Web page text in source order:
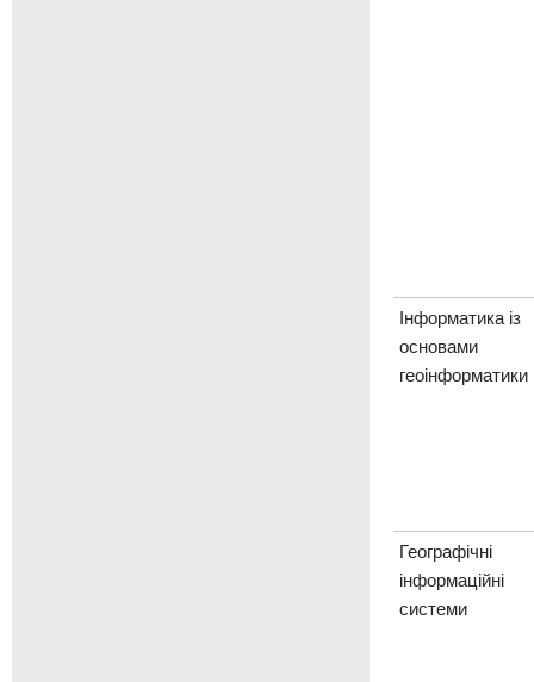
Інформатика із
основами
геоінформатики
Географічні
інформаційні
системи